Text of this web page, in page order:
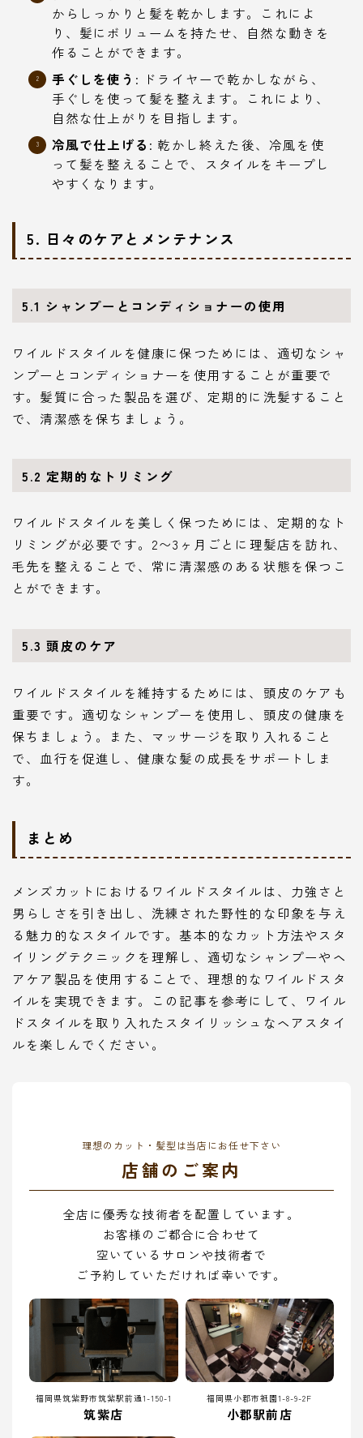
からしっかりと髪を乾かします。これによ
り、髪にボリュームを持たせ、自然な動きを
作ることができます。
手ぐしを使う : ドライヤーで乾かしながら、
手ぐしを使って髪を整えます。これにより、
自然な仕上がりを目指します。
冷風で仕上げる : 乾かし終えた後、冷風を使
って髪を整えることで、スタイルをキープし
やすくなります。
5. 日々のケアとメンテナンス
5.1 シャンプーとコンディショナーの使用
ワイルドスタイルを健康に保つためには、適切なシャ
ンプーとコンディショナーを使用することが重要で
す。髪質に合った製品を選び、定期的に洗髪すること
で、清潔感を保ちましょう。
5.2 定期的なトリミング
ワイルドスタイルを美しく保つためには、定期的なト
リミングが必要です。2〜3ヶ月ごとに理髪店を訪れ、
毛先を整えることで、常に清潔感のある状態を保つこ
とができます。
5.3頭皮のケア
ワイルドスタイルを維持するためには、頭皮のケアも
重要です。適切なシャンプーを使用し、頭皮の健康を
保ちましょう。また、マッサージを取り入れること
で、血行を促進し、健康な髪の成長をサポートしま
す。
まとめ
メンズカットにおけるワイルドスタイルは、力強さと
男らしさを引き出し、洗練された野性的な印象を与え
る魅力的なスタイルです。基本的なカット方法やスタ
イリングテクニックを理解し、適切なシャンプーやヘ
アケア製品を使用することで、理想的なワイルドスタ
イルを実現できます。この記事を参考にして、ワイル
ドスタイルを取り入れたスタイリッシュなヘアスタイ
ルを楽しんでください。
理想のカット・髪型は当店にお任せ下さい
店舗のご案内
全店に優秀な技術者を配置しています。
お客様のご都合に合わせて
空いているサロンや技術者で
ご予約していただければ幸いです。
福岡県筑紫野市筑紫駅前通1-150-1
筑紫店
福岡県小郡市祇園1-8-9-2F
小郡駅前店